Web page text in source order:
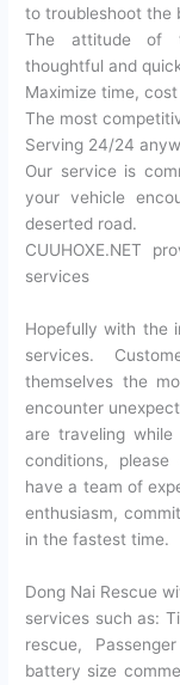
to troubleshoot the
The attitude of
thoughtful and
Maximize time,
The most
Serving 24/24
Our service is
your vehicle
deserted road.
CUUHOXE.NET
services
Hopefully with the
services.
themselves the
encounter
are traveling
conditions,
have a team of
enthusiasm,
in the fastest time.
Dong Nai Rescue
services such as:
rescue,
battery size